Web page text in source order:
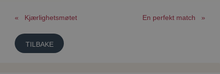
« Kjærlighetsmøtet En perfekt match »
TILBAKE